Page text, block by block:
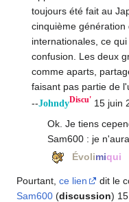
toujours été fait au
cinquième
internationales, ce
confusion. Les deux
comme aparts,
faisant pas partie de
--JohndyDiscu' 15 juin
Ok. Je tiens
Sam600 : je
Évolimiqui
Pourtant, ce lien
dit le
Sam600 (discussion)